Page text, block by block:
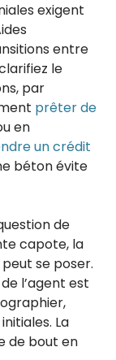
exigent
entre
le
par
prêter de
en
un crédit
béton évite
de
capote, la
peut se poser.
l’agent est
La
de bout en